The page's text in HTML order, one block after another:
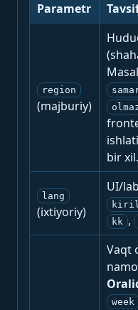
Parametr
region
(majburiy)
bir xil.
lang
(ixtiyoriy)
UI/
kk ,
Vaqt
week